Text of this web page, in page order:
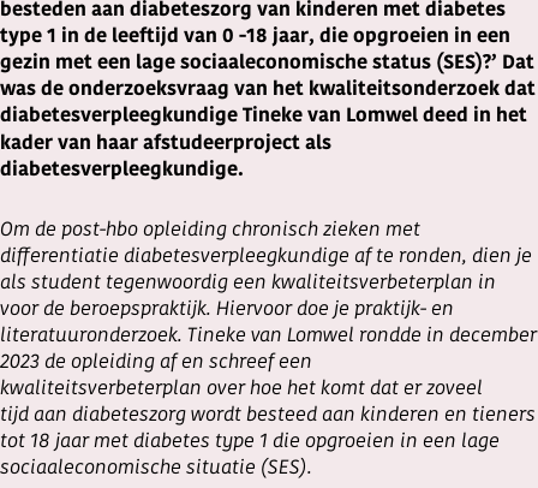
besteden aan diabeteszorg van kinderen met diabetes
type 1 in de leeftijd van 0 -18 jaar, die opgroeien in een
gezin met een lage sociaaleconomische status (SES)?’ Dat
was de onderzoeksvraag van het kwaliteitsonderzoek dat
diabetesverpleegkundige Tineke van Lomwel deed in het
kader van haar afstudeerproject als
diabetesverpleegkundige.
Om de post-hbo opleiding chronisch zieken met
differentiatie diabetesverpleegkundige af te ronden, dien je
als student tegenwoordig een kwaliteitsverbeterplan in
voor de beroepspraktijk. Hiervoor doe je praktijk- en
literatuuronderzoek. Tineke van Lomwel rondde in december
2023 de opleiding af en schreef een
kwaliteitsverbeterplan over hoe het komt dat er zoveel
tijd aan diabeteszorg wordt besteed aan kinderen en tieners
tot 18 jaar met diabetes type 1 die opgroeien in een lage
sociaaleconomische situatie (SES).